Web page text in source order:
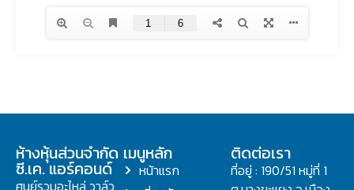
ห้างหุ้นส่วนจำกัด
ซี.เค. แอร์คอนด์
ศูนย์รวมอะไหล่ วาล์ว
เมนูหลัก
หน้าแรก
ติดต่อเรา
ที่อยู่ : 190/51 หมู่ที่ 1